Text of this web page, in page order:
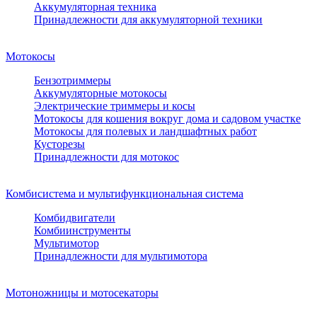
Аккумуляторная техника
Принадлежности для аккумуляторной техники
Мотокосы
Бензотриммеры
Аккумуляторные мотокосы
Электрические триммеры и косы
Мотокосы для кошения вокруг дома и садовом участке
Мотокосы для полевых и ландшафтных работ
Кусторезы
Принадлежности для мотокос
Комбисистема и мультифункциональная система
Комбидвигатели
Комбиинструменты
Мультимотор
Принадлежности для мультимотора
Мотоножницы и мотосекаторы